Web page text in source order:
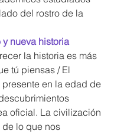
del rostro de la
nueva historia
la historia es más
tú piensas / El
presente en la edad de
oficial. La civilización
lo que nos